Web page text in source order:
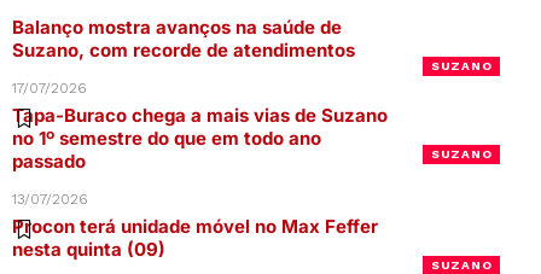
SUZANO
Balanço mostra avanços na saúde de
Suzano, com recorde de atendimentos
17/07/2026
SUZANO
Tapa-Buraco chega a mais vias de Suzano
no 1º semestre do que em todo ano
passado
13/07/2026
SUZANO
Procon terá unidade móvel no Max Feffer
nesta quinta (09)